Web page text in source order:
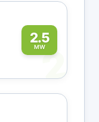
2.5
MW2